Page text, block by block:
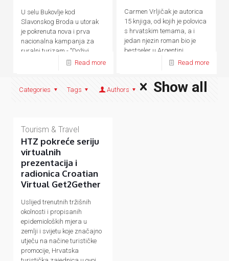
U selu Bukovlje kod
Slavonskog Broda u utorak
je pokrenuta nova i prva
nacionalna kampanja za
ruralni turizam - "Doživi
Read more
Carmen Vrljičak je autorica
15 knjiga, od kojih je polovica
s hrvatskim temama, a i
jedan njezin roman bio je
bestseler u Argentini.
Read more
Categories Tags Authors Show all
Tourism & Travel
HTZ pokreće seriju
virtualnih
prezentacija i
radionica Croatian
Virtual Get2Gether
Uslijed trenutnih tržišnih
okolnosti i propisanih
epidemioloških mjera u
zemlji i svijetu koje značajno
utječu na načine turističke
promocije, Hrvatska